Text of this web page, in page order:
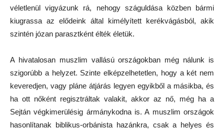
véletlenül vigyázunk rá, nehogy száguldása közben bármi
kiugrassa az elődeink által kimélyített kerékvágásból, akik
szintén józan parasztként élték életük.
A hivatalosan muszlim vallású országokban még nálunk is
szigorúbb a helyzet. Szinte elképzelhetetlen, hogy a két nem
keveredjen, vagy pláne átjárás legyen egyikből a másikba, és
ha ott nőként regisztráltak valakit, akkor az nő, még ha a
Sejtán végkimerülésig ármánykodna is. A muszlim országok
hasonlítanak biblikus-orbánista hazánkra, csak a helyes és